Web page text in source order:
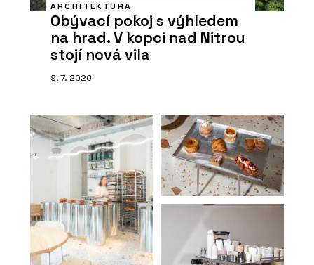
ARCHITEKTURA
Obývací pokoj s výhledem
na hrad. V kopci nad Nitrou
stojí nová vila
9. 7. 2026